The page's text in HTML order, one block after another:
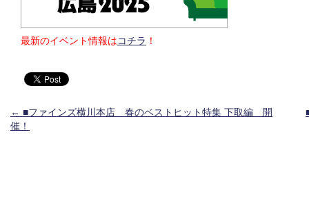
最新のイベント情報はコチラ ！
投稿ナビゲーション
← ■ファインズ横川本店 春のベストヒット特集 下取編 開
催！